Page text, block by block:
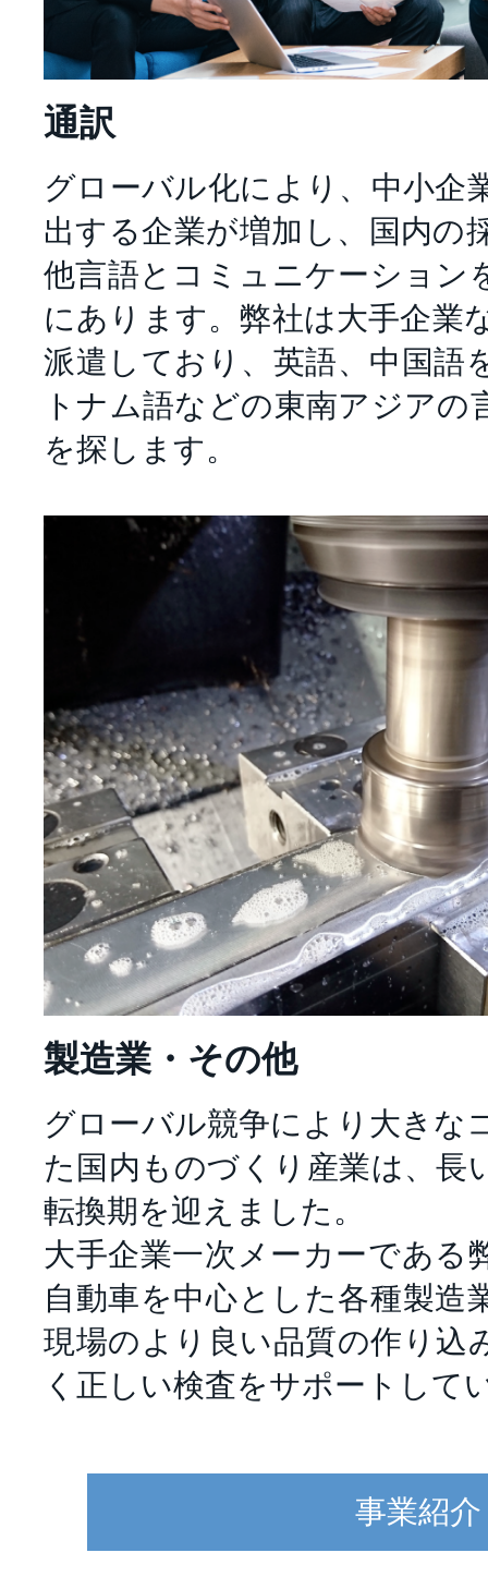
通訳
グローバル化により、中小企
出する企業が増加し、国内の
他言語とコミュニケーション
にあります。弊社は大手企業
派遣しており、英語、中国語
トナム語などの東南アジアの
を探します。
製造業・その他
グローバル競争により大きな
た国内ものづくり産業は、長
転換期を迎えました。
大手企業一次メーカーである
自動車を中心とした各種製造
現場のより良い品質の作り込
く正しい検査をサポートして
事業紹介